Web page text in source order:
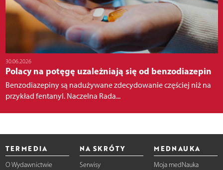
30.06.2026
Polacy na potęgę uzależniają się od benzodiazepin
Benzodiazepiny są nadużywane zdecydowanie częściej niż na
przykład fentanyl. Naczelna Rada...
TERMEDIA
O Wydawnictwie
NA SKRÓTY
Serwisy
MEDNAUKA
Moja medNauka